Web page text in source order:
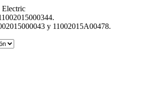
Electric
y 11002015A00478.